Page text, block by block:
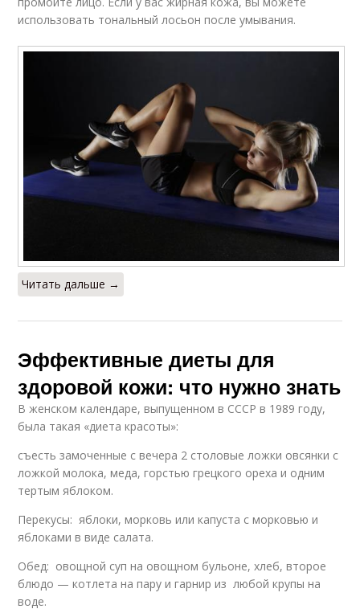
использовать тональный лосьон после умывания.
Читать дальше →
Эффективные диеты для
здоровой кожи: что нужно знать
В женском календаре, выпущенном в СССР в 1989 году,
была такая «диета красоты»:
съесть замоченные с вечера 2 столовые ложки овсянки с
ложкой молока, меда, горстью грецкого ореха и одним
тертым яблоком.
Перекусы: яблоки, морковь или капуста с морковью и
яблоками в виде салата.
Обед: овощной суп на овощном бульоне, хлеб, второе
блюдо — котлета на пару и гарнир из любой крупы на
воде.